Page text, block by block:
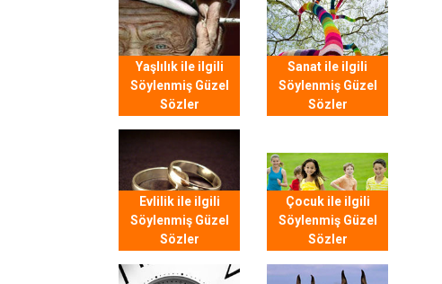
Yaşlılık ile ilgili
Söylenmiş Güzel
Sözler
Sanat ile ilgili
Söylenmiş Güzel
Sözler
Evlilik ile ilgili
Söylenmiş Güzel
Sözler
Çocuk ile ilgili
Söylenmiş Güzel
Sözler